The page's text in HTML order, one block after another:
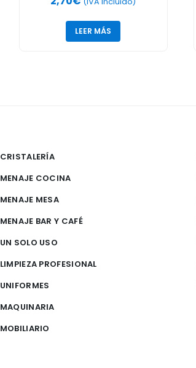
LEER MÁS
CRISTALERÍA
MENAJE COCINA
MENAJE MESA
MENAJE BAR Y CAFÉ
UN SOLO USO
LIMPIEZA PROFESIONAL
UNIFORMES
MAQUINARIA
MOBILIARIO